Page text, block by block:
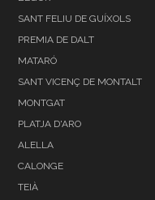
SANT FELIU DE GUÍXOLS
PREMIA DE DALT
MATARÓ
SANT VICENÇ DE MONTALT
MONTGAT
PLATJA D'ARO
ALELLA
CALONGE
TEIÀ